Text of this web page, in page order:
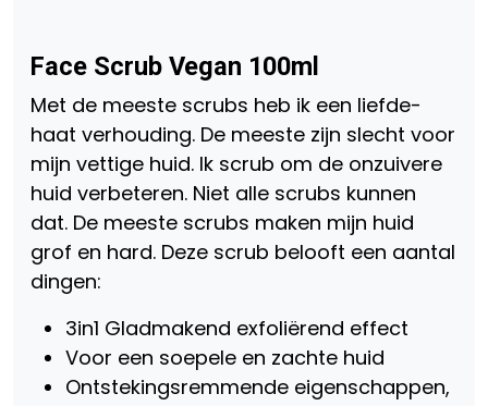
Face Scrub Vegan 100ml
Met de meeste scrubs heb ik een liefde-
haat verhouding. De meeste zijn slecht voor
mijn vettige huid. Ik scrub om de onzuivere
huid verbeteren. Niet alle scrubs kunnen
dat. De meeste scrubs maken mijn huid
grof en hard. Deze scrub belooft een aantal
dingen:
3in1 Gladmakend exfoliërend effect
Voor een soepele en zachte huid
Ontstekingsremmende eigenschappen,